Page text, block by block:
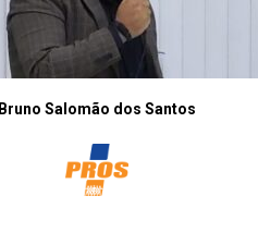
Bruno Salomão dos Santos